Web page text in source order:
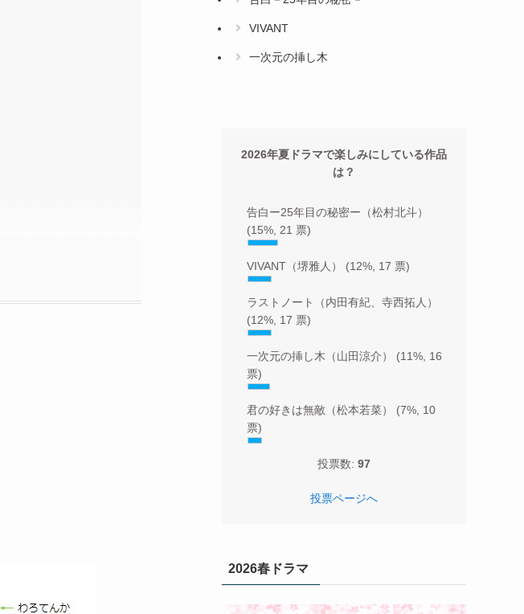
VIVANT
一次元の挿し木
2026年夏ドラマで楽しみにしている作品
は？
告白ー25年目の秘密ー（松村北斗）
(15%, 21 票)
VIVANT（堺雅人） (12%, 17 票)
ラストノート（内田有紀、寺西拓人）
(12%, 17 票)
一次元の挿し木（山田涼介） (11%, 16
票)
君の好きは無敵（松本若菜） (7%, 10
票)
投票数: 97
投票ページへ
2026春ドラマ